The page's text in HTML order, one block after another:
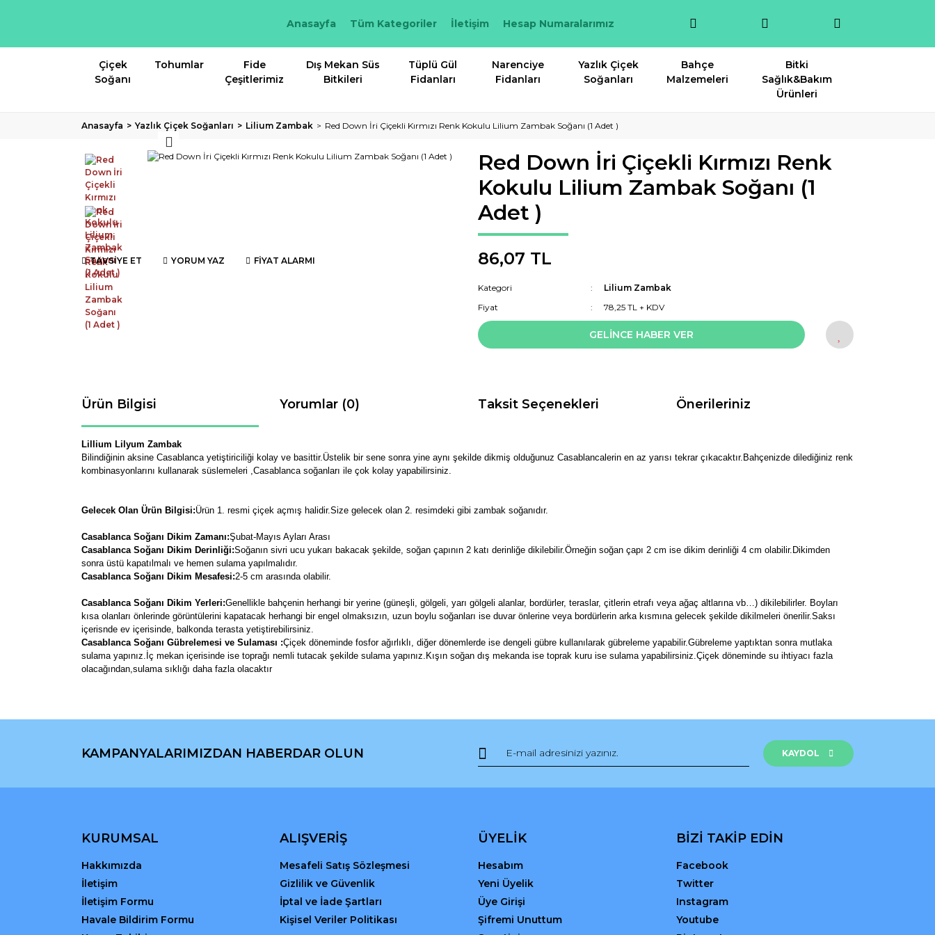
Anasayfa Tüm Kategoriler İletişim Hesap Numaralarımız
Çiçek
Soğanı
Tohumlar
Fide
Çeşitlerimiz
Dış Mekan Süs
Bitkileri
Tüplü Gül
Fidanları
Narenciye
Fidanları
Yazlık Çiçek
Soğanları
Bahçe
Malzemeleri
Bitki
Sağlık&Bakım
Ürünleri
Anasayfa Yazlık Çiçek Soğanları Lilium Zambak Red Down İri Çiçekli Kırmızı Renk Kokulu Lilium Zambak Soğanı (1 Adet )
TAVSİYE ET YORUM YAZ FİYAT ALARMI
Red Down İri Çiçekli Kırmızı Renk
Kokulu Lilium Zambak Soğanı (1
Adet )
86,07 TL
Kategori
Lilium Zambak
Fiyat
78,25 TL + KDV
GELİNCE HABER VER
Ürün Bilgisi Yorumlar (0) Taksit Seçenekleri Önerileriniz
Lillium Lilyum Zambak
Bilindiğinin aksine Casablanca yetiştiriciliği kolay ve basittir.Üstelik bir sene sonra yine aynı şekilde dikmiş olduğunuz Casablancalerin en az yarısı tekrar çıkacaktır.Bahçenizde dilediğiniz renk
kombinasyonlarını kullanarak süslemeleri ,Casablanca soğanları ile çok kolay yapabilirsiniz.
Gelecek Olan Ürün Bilgisi:Ürün 1. resmi çiçek açmış halidir.Size gelecek olan 2. resimdeki gibi zambak soğanıdır.
Casablanca Soğanı Dikim Zamanı:Şubat-Mayıs Ayları Arası
Casablanca Soğanı Dikim Derinliği:Soğanın sivri ucu yukarı bakacak şekilde, soğan çapının 2 katı derinliğe dikilebilir.Örneğin soğan çapı 2 cm ise dikim derinliği 4 cm olabilir.Dikimden
sonra üstü kapatılmalı ve hemen sulama yapılmalıdır.
Casablanca Soğanı Dikim Mesafesi:2-5 cm arasında olabilir.
Casablanca Soğanı Dikim Yerleri:Genellikle bahçenin herhangi bir yerine (güneşli, gölgeli, yarı gölgeli alanlar, bordürler, teraslar, çitlerin etrafı veya ağaç altlarına vb…) dikilebilirler. Boyları
kısa olanları önlerinde görüntülerini kapatacak herhangi bir engel olmaksızın, uzun boylu soğanları ise duvar önlerine veya bordürlerin arka kısmına gelecek şekilde dikilmeleri önerilir.Saksı
içerisnde ev içerisinde, balkonda terasta yetiştirebilirsiniz.
Casablanca Soğanı Gübrelemesi ve Sulaması :Çiçek döneminde fosfor ağırlıklı, diğer dönemlerde ise dengeli gübre kullanılarak gübreleme yapabilir.Gübreleme yaptıktan sonra mutlaka
sulama yapınız.İç mekan içerisinde ise toprağı nemli tutacak şekilde sulama yapınız.Kışın soğan dış mekanda ise toprak kuru ise sulama yapabilirsiniz.Çiçek döneminde su ihtiyacı fazla
olacağından,sulama sıklığı daha fazla olacaktır
Yorum Yaz
Görüş ve önerileriniz için teşekkür ederiz.
Ürün resmi kalitesiz, bozuk veya görüntülenemiyor.
Gönder
KAMPANYALARIMIZDAN HABERDAR OLUN KAYDOL
KURUMSAL
Hakkımızda
İletişim
İletişim Formu
Havale Bildirim Formu
ALIŞVERİŞ
Mesafeli Satış Sözleşmesi
Gizlilik ve Güvenlik
İptal ve İade Şartları
Kişisel Veriler Politikası
ÜYELİK
Hesabım
Yeni Üyelik
Üye Girişi
Şifremi Unuttum
BİZİ TAKİP EDİN
Facebook
Twitter
Instagram
Youtube